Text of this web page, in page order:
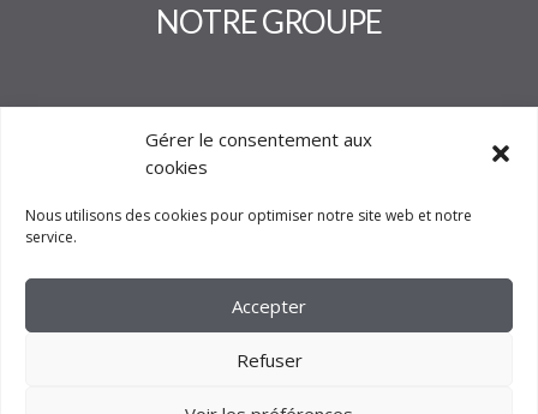
Gérer le consentement aux
cookies
Nous utilisons des cookies pour optimiser notre site web et notre
service.
Accepter
Refuser
NOTRE GROUPE